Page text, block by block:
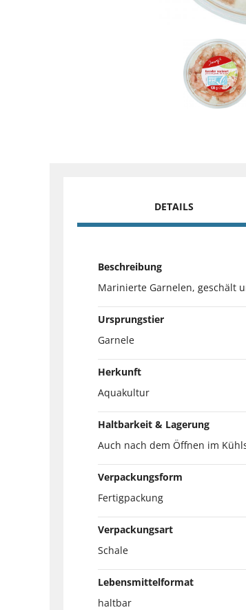
DETAILS
Beschreibung
Marinierte Garnelen, geschält
Ursprungstier
Garnele
Herkunft
Aquakultur
Haltbarkeit & Lagerung
Auch nach dem Öffnen im
Verpackungsform
Fertigpackung
Verpackungsart
Schale
Lebensmittelformat
haltbar